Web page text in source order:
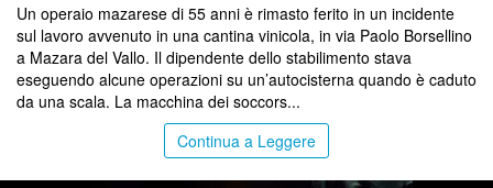
Un operaio mazarese di 55 anni è rimasto ferito in un incidente
sul lavoro avvenuto in una cantina vinicola, in via Paolo Borsellino
a Mazara del Vallo. Il dipendente dello stabilimento stava
eseguendo alcune operazioni su un’autocisterna quando è caduto
da una scala. La macchina dei soccors...
Continua a Leggere